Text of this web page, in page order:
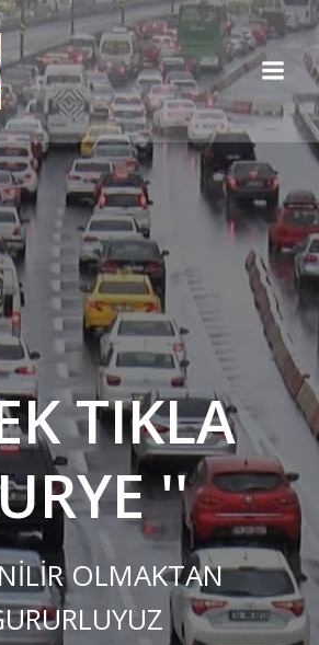
İçeriğe
geç
TIKLA
''
OLMAKTAN